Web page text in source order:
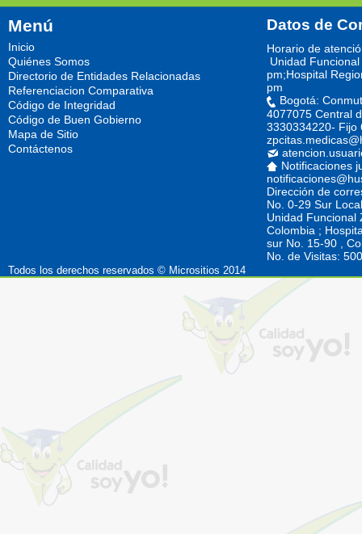
Menú
Inicio
Quiénes Somos
Directorio de Entidades Relacionadas
Referenciacion Comparativa
Código de Integridad
Código de Buen Gobierno
Mapa de Sitio
Contáctenos
Datos de
Horario de
Unidad
pm;Hospital
pm
Bogotá:
4077075 Central
3330334220-
Notificaciones
Dirección de
No. 0-29 Sur
Unidad Funcional
Colombia ;
sur No. 15-90 ,
No. de Visitas:
Todos los derechos reservados © Micrositios 2014